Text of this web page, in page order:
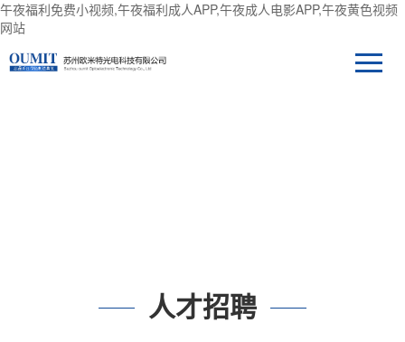
午夜福利免费小视频,午夜福利成人APP,午夜成人电影APP,午夜黄色视频
网站
人才招聘